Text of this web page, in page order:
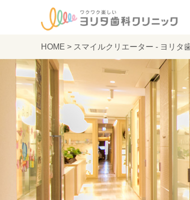
HOME > スマイルクリエーター - ヨリタ